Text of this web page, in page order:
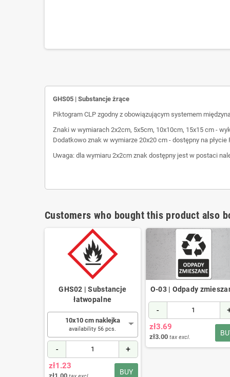
GHS05 | Substancje żrące
Piktogram CLP zgodny z obowiązującym systemem
Znaki w wymiarach 2x2cm, 5x5cm, 10x10cm, 15x15 cm -
Dodatkowo znak w wymiarze 20x20 cm - dostępny na
Uwaga: dla wymiaru 2x2cm znak dostępny jest w postaci
Customers who bought this product also
GHS02 | Substancje
łatwopalne
10x10 cm naklejka
availability 56 pcs.
- +
BUY
zł1.23
O-03 | Odpady
-
zł3.69
zł3.00 tax excl.